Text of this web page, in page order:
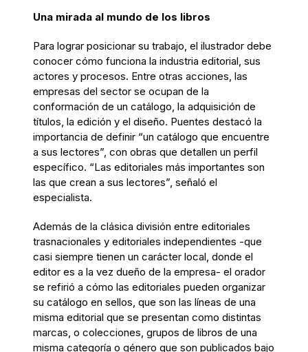
Una mirada al mundo de los libros
Para lograr posicionar su trabajo, el ilustrador debe
conocer cómo funciona la industria editorial, sus
actores y procesos. Entre otras acciones, las
empresas del sector se ocupan de la
conformación de un catálogo, la adquisición de
títulos, la edición y el diseño. Puentes destacó la
importancia de definir “un catálogo que encuentre
a sus lectores”, con obras que detallen un perfil
específico. “Las editoriales más importantes son
las que crean a sus lectores”, señaló el
especialista.
Además de la clásica división entre editoriales
trasnacionales y editoriales independientes -que
casi siempre tienen un carácter local, donde el
editor es a la vez dueño de la empresa- el orador
se refirió a cómo las editoriales pueden organizar
su catálogo en sellos, que son las líneas de una
misma editorial que se presentan como distintas
marcas, o colecciones, grupos de libros de una
misma categoría o género que son publicados bajo